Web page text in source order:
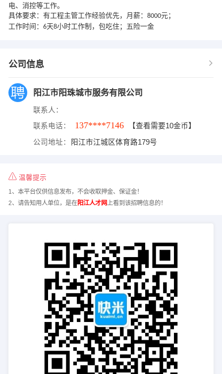
电、消控等工作。
具体要求：有工程主管工作经验优先，月薪： 8000元；
工作时间： 6天8小时工作制，包吃住； 五险一金
公司信息
阳江市阳珠城市服务有限公司
联系人：
联系电话： 137****7146 【查看需要10金币】
公司地址： 阳江市江城区体育路179号
温馨提示
1、本平台仅供信息发布，不会收取押金、保证金！
2、请告知用人单位，是在阳江人才网 上看到该招聘信息的！